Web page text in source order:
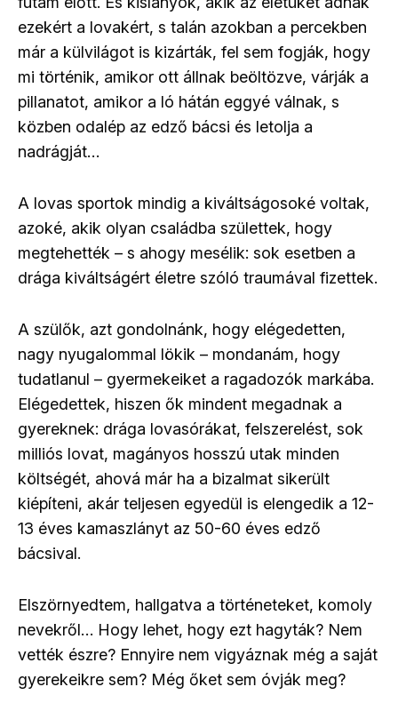
ezekért a lovakért, s talán azokban a percekben
már a külvilágot is kizárták, fel sem fogják, hogy
mi történik, amikor ott állnak beöltözve, várják a
pillanatot, amikor a ló hátán eggyé válnak, s
közben odalép az edző bácsi és letolja a
nadrágját…
A lovas sportok mindig a kiváltságosoké voltak,
azoké, akik olyan családba születtek, hogy
megtehették – s ahogy mesélik: sok esetben a
drága kiváltságért életre szóló traumával fizettek.
A szülők, azt gondolnánk, hogy elégedetten,
nagy nyugalommal lökik – mondanám, hogy
tudatlanul – gyermekeiket a ragadozók markába.
Elégedettek, hiszen ők mindent megadnak a
gyereknek: drága lovasórákat, felszerelést, sok
milliós lovat, magányos hosszú utak minden
költségét, ahová már ha a bizalmat sikerült
kiépíteni, akár teljesen egyedül is elengedik a 12-
13 éves kamaszlányt az 50-60 éves edző
bácsival.
Elszörnyedtem, hallgatva a történeteket, komoly
nevekről… Hogy lehet, hogy ezt hagyták? Nem
vették észre? Ennyire nem vigyáznak még a saját
gyerekeikre sem? Még őket sem óvják meg?